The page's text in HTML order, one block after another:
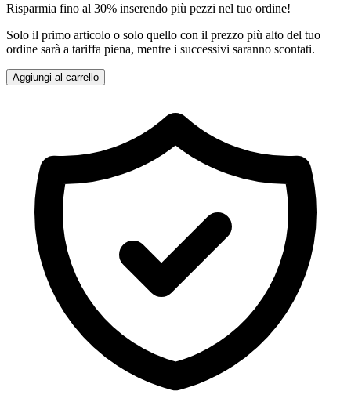
Risparmia fino al 30% inserendo più pezzi nel tuo ordine!
Solo il primo articolo o solo quello con il prezzo più alto del tuo
ordine sarà a tariffa piena, mentre i successivi saranno scontati.
Aggiungi al carrello